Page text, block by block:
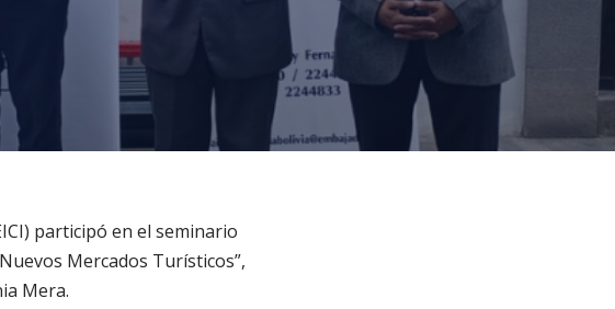
participó en el seminario
Mercados Turísticos”,
Mera.